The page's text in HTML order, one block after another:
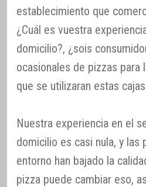
establecimiento que
¿Cuál es vuestra
domicilio?, ¿sois
ocasionales de pizzas para
que se utilizaran estas
Nuestra experiencia en el
domicilio es casi nula, y las
entorno han bajado la
pizza puede cambiar eso,